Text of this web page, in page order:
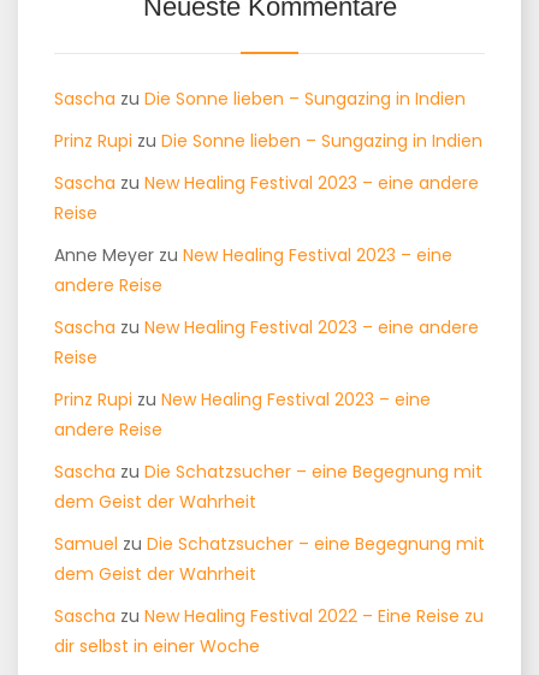
Neueste Kommentare
Sascha zu Die Sonne lieben – Sungazing in Indien
Prinz Rupi zu Die Sonne lieben – Sungazing in Indien
Sascha zu New Healing Festival 2023 – eine andere
Reise
Anne Meyer zu New Healing Festival 2023 – eine
andere Reise
Sascha zu New Healing Festival 2023 – eine andere
Reise
Prinz Rupi zu New Healing Festival 2023 – eine
andere Reise
Sascha zu Die Schatzsucher – eine Begegnung mit
dem Geist der Wahrheit
Samuel zu Die Schatzsucher – eine Begegnung mit
dem Geist der Wahrheit
Sascha zu New Healing Festival 2022 – Eine Reise zu
dir selbst in einer Woche